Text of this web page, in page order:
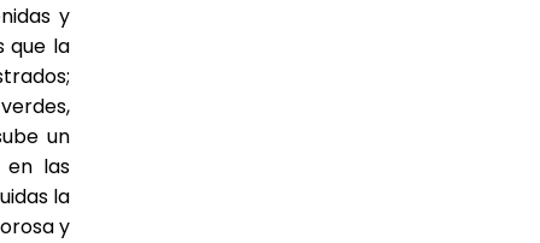
y
que la
un
en las
la
y